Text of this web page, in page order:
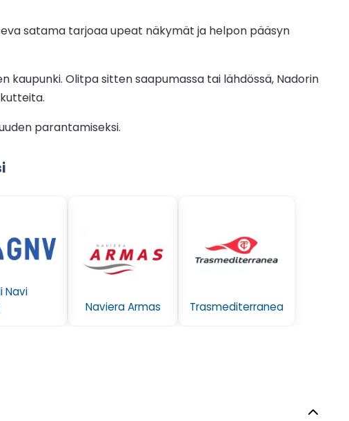
satama tarjoaa upeat näkymät ja helpon pääsyn
kaupunki. Olitpa sitten saapumassa tai lähdössä, Nadorin
parantamiseksi.
Navi
Naviera Armas Trasmediterranea